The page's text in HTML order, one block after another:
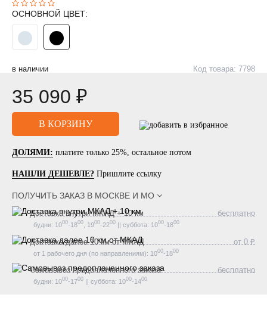
ОСНОВНОЙ ЦВЕТ:
Код товара: 7798
в наличии
35 090 ₽
ДОЛЯМИ: платите только 25%, остальное потом
НАШЛИ ДЕШЕВЛЕ? Пришлите ссылку
ПОЛУЧИТЬ ЗАКАЗ В МОСКВЕ И МО
Доставка внутри МКАД + 10 км
будни: 1000-1800 , 1900-2200 || суббота: 1000-1800
бесплатно
Доставка далее 10 км от МКАД
от 1 рабочего дня (по направлениям): 1000-1800
от 0 ₽
Самовывоз предоплаченного заказа
будни: 1000-1700 || суббота: 1000-1400
бесплатно